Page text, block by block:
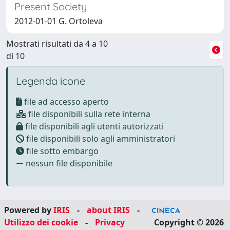
Present Society
2012-01-01 G. Ortoleva
Mostrati risultati da 4 a 10
di 10
Legenda icone
file ad accesso aperto
file disponibili sulla rete interna
file disponibili agli utenti autorizzati
file disponibili solo agli amministratori
file sotto embargo
nessun file disponibile
Powered byIRIS - about IRIS
-
Utilizzo dei cookie
- Privacy Copyright © 2026